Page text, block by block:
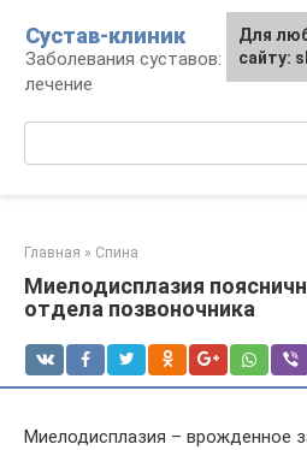
контенту
Сустав-клиник
Заболевания суставов:
лечение
Главная » Спина
Миелодисплазия
отдела позвоночника
Миелодисплазия – врожденное
Для
сайту: